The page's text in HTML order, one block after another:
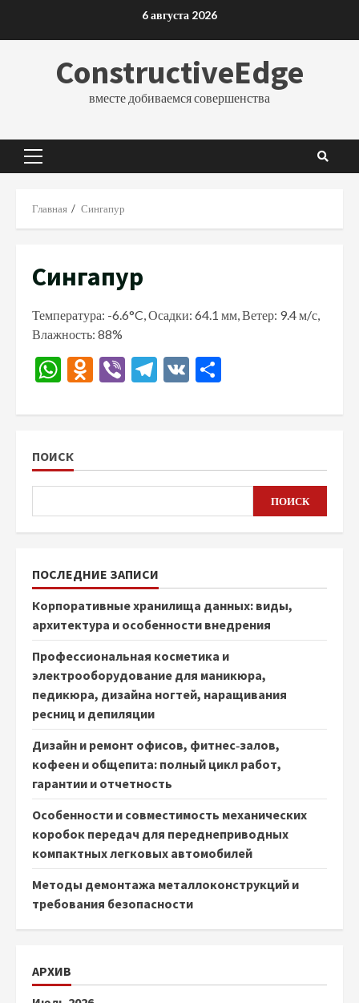
6 августа 2026
ConstructiveEdge
вместе добиваемся совершенства
Основное
Главная Сингапур
Сингапур
Температура: -6.6°C, Осадки: 64.1 мм, Ветер: 9.4 м/с,
Влажность: 88%
WhatsApp
Odnoklassniki
ViberTelegram
VK
ПОИСК
ПОИСК
ПОСЛЕДНИЕ ЗАПИСИ
Корпоративные хранилища данных: виды,
архитектура и особенности внедрения
Профессиональная косметика и
электрооборудование для маникюра,
педикюра, дизайна ногтей, наращивания
ресниц и депиляции
Дизайн и ремонт офисов, фитнес‑залов,
кофеен и общепита: полный цикл работ,
гарантии и отчетность
Особенности и совместимость механических
коробок передач для переднеприводных
компактных легковых автомобилей
Методы демонтажа металлоконструкций и
требования безопасности
АРХИВ